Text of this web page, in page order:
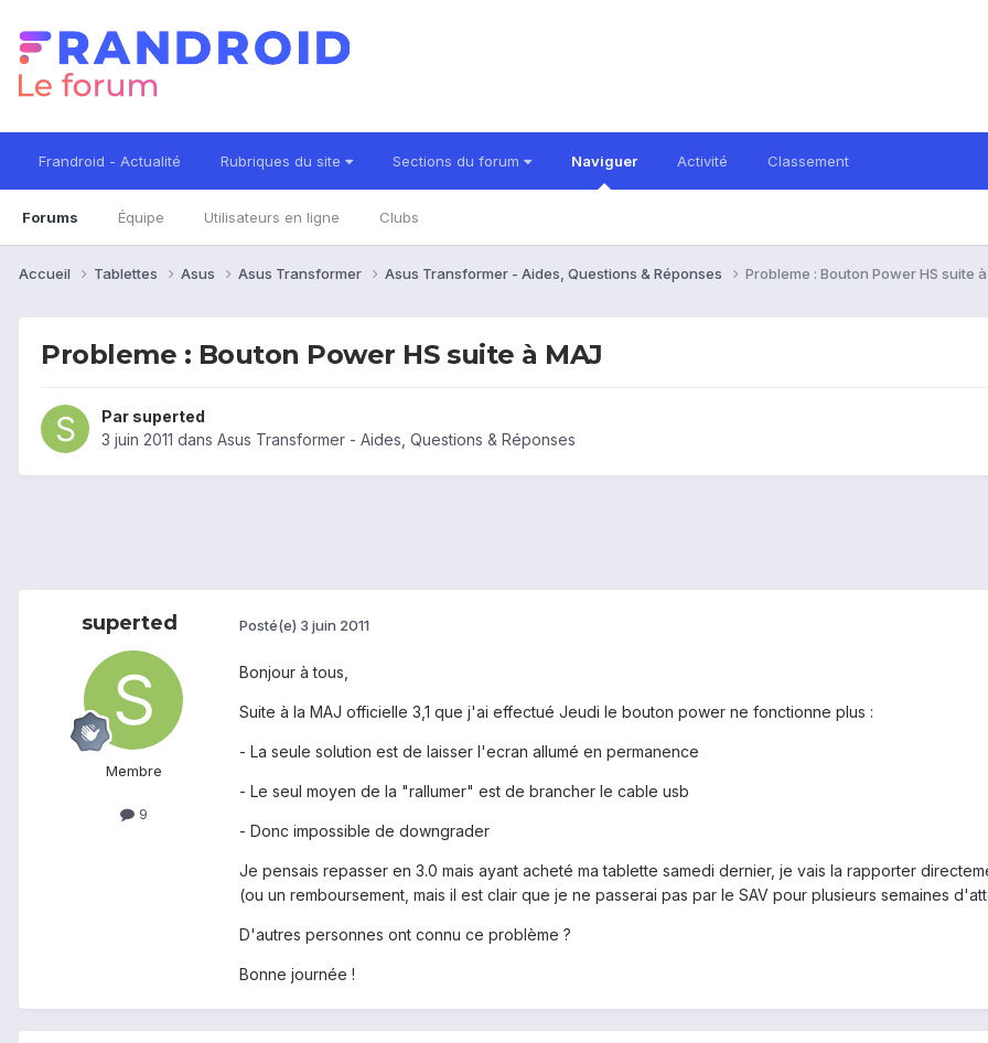
Frandroid - Actualité Rubriques du site Sections du forum Naviguer
Forums Équipe Utilisateurs en ligne Clubs
Activité Classement
Accueil Tablettes Asus Asus Transformer Asus Transformer - Aides, Questions & Réponses Probleme : Bouton Power HS suite
Probleme : Bouton Power HS suite à MAJ
Par superted
3 juin 2011 dans Asus Transformer - Aides, Questions & Réponses
superted
Membre
9
Posté(e) 3 juin 2011
Bonjour à tous,
Suite à la MAJ officielle 3,1 que j'ai effectué Jeudi le bouton power ne fonctionne plus :
- La seule solution est de laisser l'ecran allumé en permanence
- Le seul moyen de la "rallumer" est de brancher le cable usb
- Donc impossible de downgrader
Je pensais repasser en 3.0 mais ayant acheté ma tablette samedi dernier, je vais la rapporter
(ou un remboursement, mais il est clair que je ne passerai pas par le SAV pour plusieurs semaines
D'autres personnes ont connu ce problème ?
Bonne journée !